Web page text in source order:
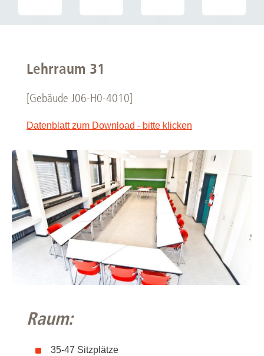
Lehrraum 31
[Gebäude J06-H0-4010]
Datenblatt zum Download - bitte klicken
Raum:
35-47 Sitzplätze